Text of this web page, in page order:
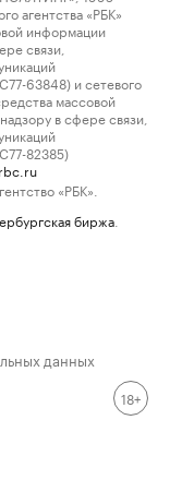
агентства «РБК»
информации
связи,
63848) и сетевого
массовой
в сфере связи,
82385)
«РБК».
биржа
данных
18+